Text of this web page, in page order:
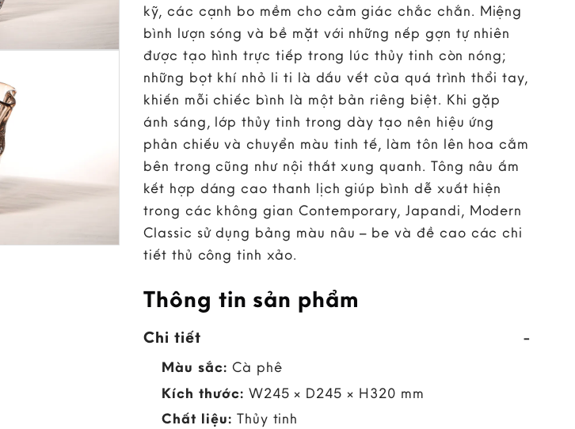
kỹ, các cạnh bo mềm cho cảm giác chắc chắn. Miệng
bình lượn sóng và bề mặt với những nếp gợn tự nhiên
được tạo hình trực tiếp trong lúc thủy tinh còn nóng;
những bọt khí nhỏ li ti là dấu vết của quá trình thổi tay,
khiến mỗi chiếc bình là một bản riêng biệt. Khi gặp
ánh sáng, lớp thủy tinh trong dày tạo nên hiệu ứng
phản chiếu và chuyển màu tinh tế, làm tôn lên hoa cắm
bên trong cũng như nội thất xung quanh. Tông nâu ấm
kết hợp dáng cao thanh lịch giúp bình dễ xuất hiện
trong các không gian Contemporary, Japandi, Modern
Classic sử dụng bảng màu nâu – be và đề cao các chi
tiết thủ công tinh xảo.
Thông tin sản phẩm
Chi tiết
Màu sắc: Cà phê
Kích thước: W245 × D245 × H320 mm
Chất liệu: Thủy tinh